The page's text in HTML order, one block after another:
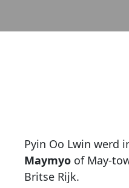
Pyin Oo Lwin werd
Maymyoof May-
Britse Rijk.